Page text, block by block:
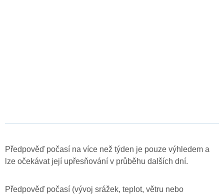
Předpověď počasí na více než týden je pouze výhledem a
lze očekávat její upřesňování v průběhu dalších dní.
Předpověď počasí (vývoj srážek, teplot, větru nebo